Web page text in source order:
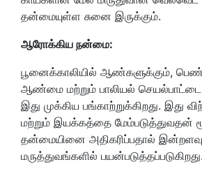
தன்மையுள்ள சுனை இருக்கும்.
ஆரோக்கிய நன்மை:
பூனைக்காலியில் ஆண்களுக்கும்,
ஆண்மை மற்றும் பாலியல் செயல்பாட்டை
இது முக்கிய பங்காற்றுக்கிறது. இது
மற்றும் இயக்கத்தை மேம்படுத்துவதன்
தன்மையினை அதிகரிப்பதால்
மருத்துவங்களில் பயன்படுத்தப்படுகிறது.